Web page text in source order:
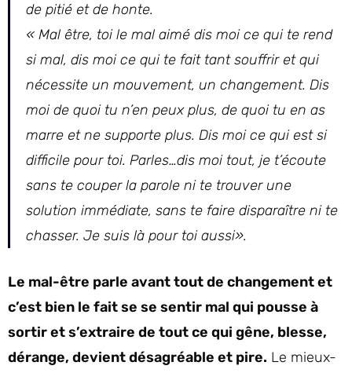
de pitié et de honte.
« Mal être, toi le mal aimé dis moi ce qui te rend
si mal, dis moi ce qui te fait tant souffrir et qui
nécessite un mouvement, un changement. Dis
moi de quoi tu n’en peux plus, de quoi tu en as
marre et ne supporte plus. Dis moi ce qui est si
difficile pour toi. Parles…dis moi tout, je t’écoute
sans te couper la parole ni te trouver une
solution immédiate, sans te faire disparaître ni te
chasser. Je suis là pour toi aussi».
Le mal-être parle avant tout de changement et
c’est bien le fait se se sentir mal qui pousse à
sortir et s’extraire de tout ce qui gêne, blesse,
dérange, devient désagréable et pire. Le mieux-